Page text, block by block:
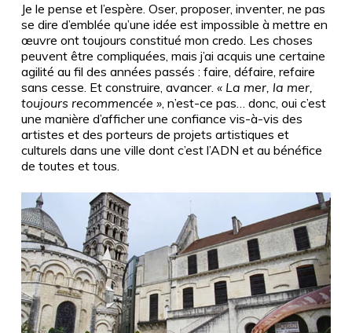
Je le pense et l’espère. Oser, proposer, inventer, ne pas
se dire d’emblée qu’une idée est impossible à mettre en
œuvre ont toujours constitué mon credo. Les choses
peuvent être compliquées, mais j’ai acquis une certaine
agilité au fil des années passés : faire, défaire, refaire
sans cesse. Et construire, avancer. « La mer, la mer,
toujours recommencée », n’est-ce pas… donc, oui c’est
une manière d’afficher une confiance vis-à-vis des
artistes et des porteurs de projets artistiques et
culturels dans une ville dont c’est l’ADN et au bénéfice
de toutes et tous.